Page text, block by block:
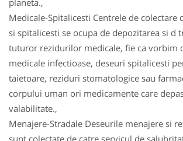
planeta.,
Medicale-Spitalicesti Centrele de colectare
si spitalicesti se ocupa de depozitarea si d
tuturor rezidurilor medicale, fie ca vorbim
medicale infectioase, deseuri spitalicesti
taietoare, reziduri stomatologice sau
corpului uman ori medicamente care
valabilitate.,
Menajere-Stradale Deseurile menajere si
sunt colectate de catre servicul de